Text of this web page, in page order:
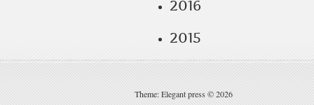
2016
2015
Theme: Elegant press © 2026